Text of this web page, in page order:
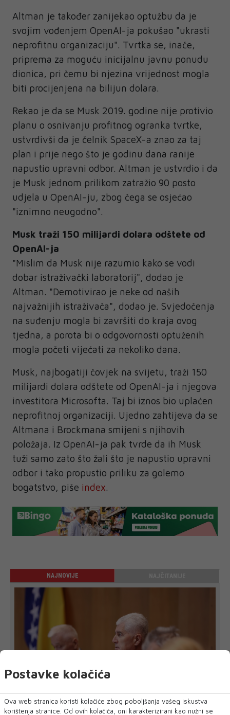
Altman je također zanijekao optužbu da je
svojim vođenjem OpenAI-ja pokušao "ukrasti
neprofitnu organizaciju". Tvrtka se, inače,
priprema za moguću inicijalnu javnu ponudu
dionica, pri čemu bi njezina vrijednost mogla
biti procijenjena na bilijun dolara.
Rekao je da se Musk 2019. godine nije protivio
planu o osnivanju profitnog ogranka tvrtke,
ustvrdivši da je čelnik SpaceX-a znao za taj
plan i prije nego što je godinu dana ranije
napustio upravni odbor. Altman je ustvrdio i da
je Musk jednom prilikom zatražio 90 posto
udjela u OpenAI-ju, zbog čega se osjećao
"iznimno neugodno".
Musk traži 150 milijardi dolara odštete od
OpenAI-ja
"Mislim da Musk nije razumio kako se vodi
dobar istraživački laboratorij", dodao je
Altman. "Demotivirao je neke od naših
najvažnijih istraživača", dodao je. Svjedočenja
na suđenju mogla bi završiti do kraja ovog
tjedna, a porota bi o odgovornosti optuženih
mogla početi vijećati za nekoliko dana.
Musk, najbogatiji čovjek na svijetu, traži 150
milijardi dolara odštete od OpenAI-ja i njegova
investitora Microsofta. Taj bi iznos bio uplaćen
neprofitnoj organizaciji. Ujedno zahtijeva da se
Altmana i Brockmana smijeni s njihovih
položaja. Iz OpenAI-ja pak tvrde da ih Musk
tuži samo zato što žali što je napustio upravni
odbor i tako propustio priliku za golemo
bogatstvo, piše index.
NAJNOVIJE
Postavke kolačića
Ova web stranica koristi kolačiće zbog poboljšanja vašeg iskustva
korištenja stranice. Od ovih kolačića, oni karakterizirani kao nužni se